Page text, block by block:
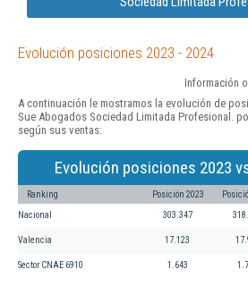
Evolución posiciones 2023 - 2024
Información
A continuación le mostramos la evolución de
Sue Abogados Sociedad Limitada Profesional.
según sus ventas:
Evolución posiciones 2023
Ranking Posición 2023
Nacional 303.347
Valencia 17.123
Sector CNAE 6910 1.643